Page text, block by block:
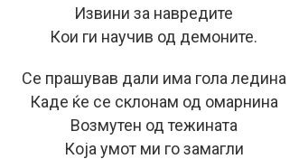
Извини за навредите
Кои ги научив од демоните.
Се прашував дали има гола ледина
Каде ќе се склонам од омарнина
Возмутен од тежината
Која умот ми го замагли